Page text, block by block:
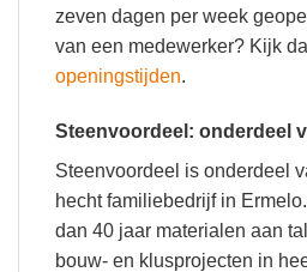
zeven dagen per week
van een medewerker? Kijk
openingstijden.
Steenvoordeel: onderdeel
Steenvoordeel is onderdeel
hecht familiebedrijf in
dan 40 jaar materialen aan
bouw- en klusprojecten in